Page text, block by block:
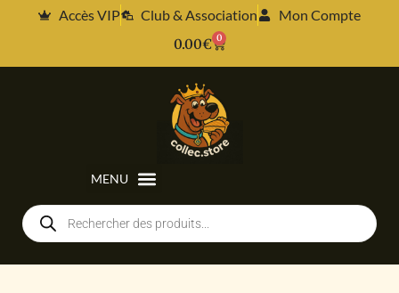
Accès VIP Club & Association
Mon Compte
0.00€ 0